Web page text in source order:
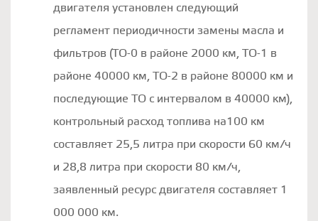
двигателя установлен следующий
регламент периодичности замены масла и
фильтров (ТО-0 в районе 2000 км, ТО-1 в
районе 40000 км, ТО-2 в районе 80000 км и
последующие ТО с интервалом в 40000 км),
контрольный расход топлива на100 км
составляет 25,5 литра при скорости 60 км/ч
и 28,8 литра при скорости 80 км/ч,
заявленный ресурс двигателя составляет 1
000 000 км.